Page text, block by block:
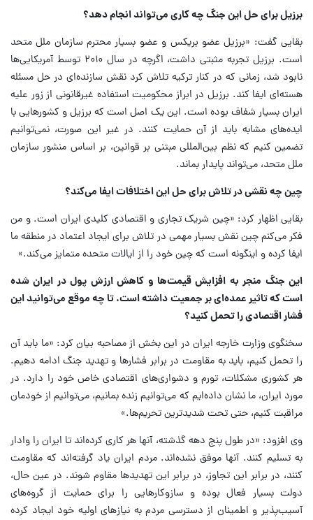
برزیل برای حل این جنگ چه کاری می‌تواند انجام دهد؟
بقایی گفت: «برزیل عضو بریکس و عضو بسیار محترم سازمان ملل متحد
است. برزیل تجربه مثبتی داشت، اگرچه در سال ۲۰۱۰ توسط آمریکایی‌ها
نابود شد، زمانی که در کنار ترکیه تلاش کرد نقش سازنده‌ای در حل مسئله
هسته‌ای ایفا کند. برزیل در ابراز محکومیت استفاده غیرقانونی از زور علیه
ایران بسیار شفاف بوده است. این یک اصل است که برزیل و کشورهایی با
ایده‌های مشابه باید از آن حمایت کنند. در غیر این صورت، نمی‌توانیم
تضمین کنیم که نظم بین‌المللی مبتنی بر قوانین، بر اساس منشور سازمان
ملل متحد، می‌تواند پایدار بماند.
چین چه نقشی در تلاش برای حل این اختلافات ایفا می‌کند؟
بقایی اظهار کرد: «چین شریک تجاری و اقتصادی کلیدی ایران است. و من
فکر می‌کنم چین نقش بسیار مهمی در تلاش برای ایجاد اعتماد در منطقه ما
ایفا کرده و اینگونه است که چین خود را از ایالات متحده متمایز می‌کند.»
این جنگ منجر به افزایش قیمت‌ها و کاهش ارزش پول در ایران شده
است که تاثیر عمده‌ای بر جمعیت داشته است. تا چه موقع می‌توانید این
فشار اقتصادی را تحمل کنید؟
سخنگوی وزارت خارجه ایران در این بخش از مصاحبه بیان کرد: «ما باید آن
را تحمل کنیم، باید به مقاومت در برابر فشارها و تهدید جنگ ادامه دهیم.
هر کشوری مشکلات، تورم و دشواری‌های اقتصادی خاص خود را دارد. در
مورد ایران، ما نشان داده‌ایم که می‌توانیم زنده بمانیم، می‌توانیم از خودمان
مراقبت کنیم، حتی تحت شدیدترین تحریم‌ها.»
وی افزود: «در طول پنج دهه گذشته، آنها هر کاری کرده‌اند تا ایران را وادار
به تسلیم کنند. آنها موفق نشده‌اند. مردم ایران یاد گرفته‌اند که مقاومت
کنند، در برابر این تجاوز، در برابر این تهدیدها مقاوم شوند. در عین حال،
دولت بسیار فعال بوده و سازوکارهایی را برای حمایت از گروه‌های
آسیب‌پذیر و اطمینان از دسترسی مردم به نیازهای اولیه خود ایجاد کرده